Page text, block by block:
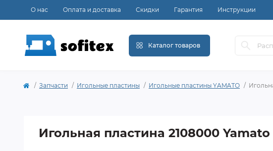
О нас Оплата и доставка Скидки Гарантия Инструкции
Каталог товаров
Запчасти Игольные пластины Игольные пластины YAMATO
Игольная пластина 2108000 Yamato